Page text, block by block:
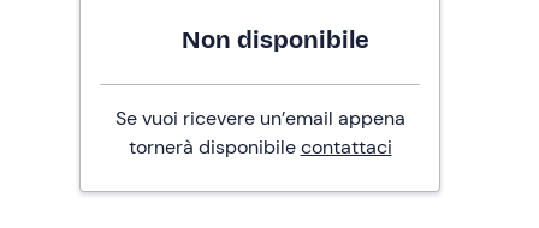
Non disponibile
Se vuoi ricevere un’email appena
tornerà disponibilecontattaci